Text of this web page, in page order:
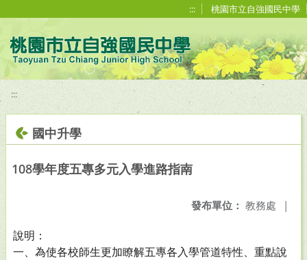
::: 桃園市立自強國民中學
:::
國中升學
108學年度五專多元入學進路指南
發布單位： 教務處 |
說明：
一、為使各校師生更加瞭解五專各入學管道特性、重點說